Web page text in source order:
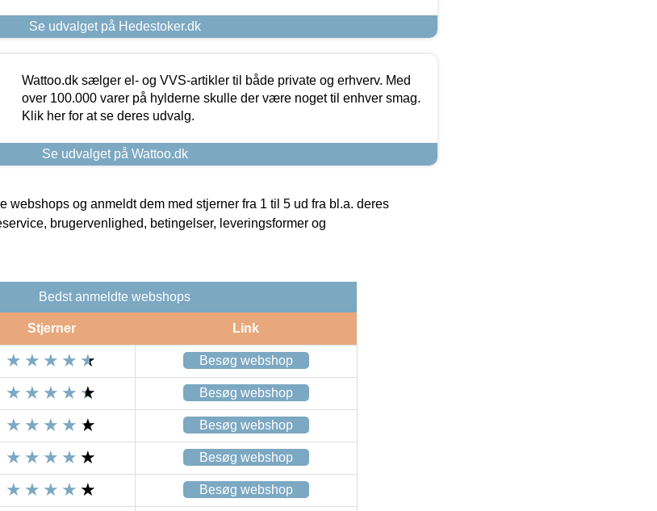
Se udvalget på Hedestoker.dk
Wattoo.dk sælger el- og VVS-artikler til både private og erhverv. Med
over 100.000 varer på hylderne skulle der være noget til enhver smag.
Klik her for at se deres udvalg.
Se udvalget på Wattoo.dk
og anmeldt dem med stjerner fra 1 til 5 ud fra bl.a. deres
brugervenlighed, betingelser, leveringsformer og
Bedst anmeldte webshops
Stjerner Link
Besøg webshop
Besøg webshop
Besøg webshop
Besøg webshop
Besøg webshop